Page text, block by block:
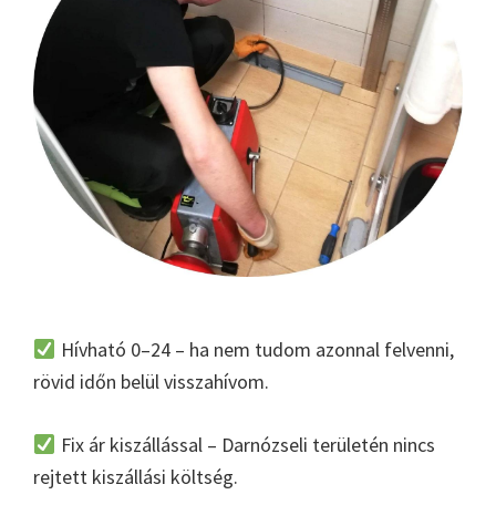
Hívható 0–24 – ha nem tudom azonnal felvenni,
rövid időn belül visszahívom.
Fix ár kiszállással – Darnózseli területén nincs
rejtett kiszállási költség.